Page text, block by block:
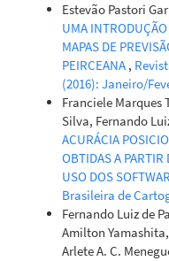
Estevão Pastori
UMA
MAPAS DE
PEIRCEANA ,
(2016): Janeiro/
Franciele
Silva, Fernando
ACURÁCIA
OBTIDAS A PARTIR
USO DOS
Brasileira de
Fernando Luiz de
Amilton
Arlete A. C.